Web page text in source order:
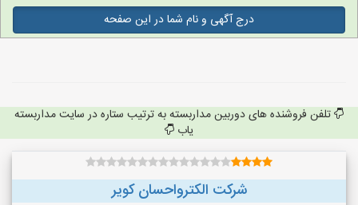
درج آگهی و نام شما در این صفحه
تلفن فروشنده های دوربین مداربسته به ترتیب ستاره در سایت مداربسته
یاب
شرکت الکترواحسان کویر